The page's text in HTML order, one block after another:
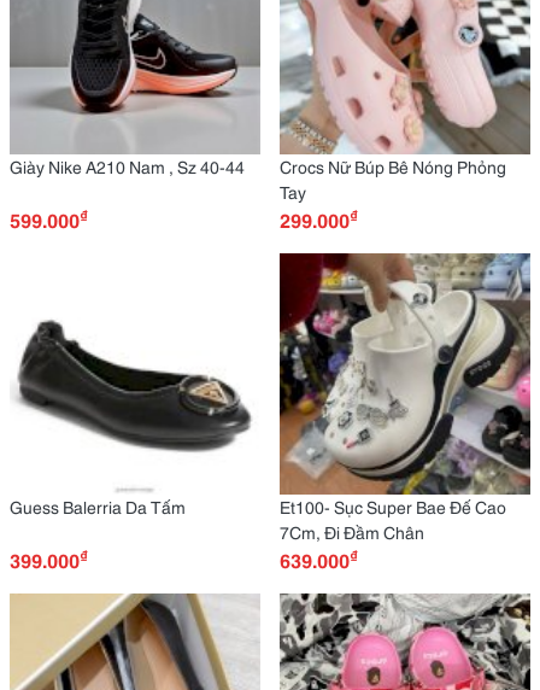
Giày Nike A210 Nam , Sz 40-44
599.000₫
Crocs Nữ Búp Bê Nóng Phỏng
Tay
299.000₫
Guess Balerria Da Tấm
399.000₫
Et100- Sục Super Bae Đế Cao
7Cm, Đi Đầm Chân
639.000₫